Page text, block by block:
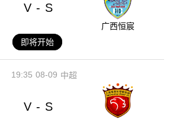
V - S
广西恒宸
即将开始
08-09
19:35 中超
V - S